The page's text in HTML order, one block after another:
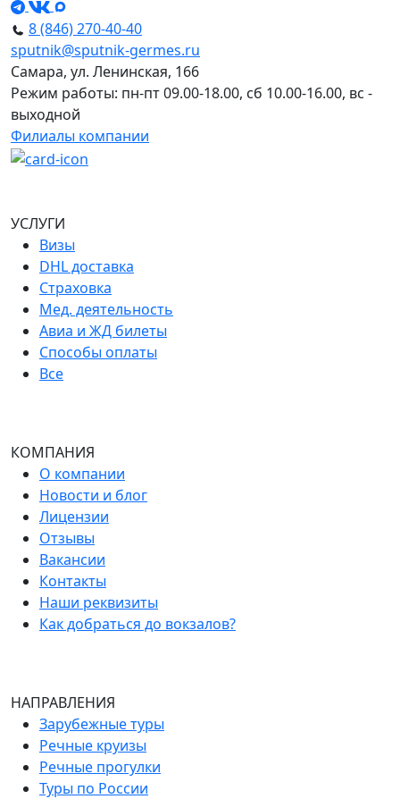
УСЛУГИ
Визы
DHL доставка
Страховка
Мед. деятельность
Авиа и ЖД билеты
Способы оплаты
Все
КОМПАНИЯ
О компании
Новости и блог
Лицензии
Отзывы
Вакансии
Контакты
Наши реквизиты
Как добраться до вокзалов?
НАПРАВЛЕНИЯ
Зарубежные туры
Речные круизы
Речные прогулки
Туры по России
8 (846) 270-40-40
sputnik@sputnik-germes.ru
Самара, ул. Ленинская, 166
Режим работы: пн-пт 09.00-18.00, сб 10.00-16.00, вс -
выходной
Филиалы компании